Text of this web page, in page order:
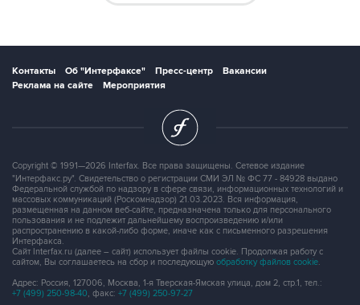
Контакты Об "Интерфаксе" Пресс-центр
Вакансии
Реклама на сайте
Мероприятия
Copyright © 1991—2026 Interfax. Все права защищены. Сетевое издание
"Интерфакс.ру". Свидетельство о регистрации СМИ ЭЛ № ФС 77 - 84928 выдано
Федеральной службой по надзору в сфере связи, информационных технологий и
массовых коммуникаций (Роскомнадзор) 21.03.2023. Вся информация,
размещенная на данном веб-сайте, предназначена только для персонального
пользования и не подлежит дальнейшему воспроизведению и/или
распространению в какой-либо форме, иначе как с письменного разрешения
Интерфакса.
Сайт Interfax.ru (далее – сайт) использует файлы cookie. Продолжая работу с
сайтом, Вы соглашаетесь на сбор и последующую обработку файлов cookie.
Адрес: Россия, 127006, Москва, 1-я Тверская-Ямская улица, дом 2, стр.1, тел.:
+7 (499) 250-98-40, факс: +7 (499) 250-97-27